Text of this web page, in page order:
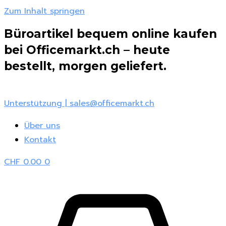
Zum Inhalt springen
Büroartikel bequem online kaufen
bei Officemarkt.ch – heute
bestellt, morgen geliefert.
Unterstützung | sales@officemarkt.ch
Über uns
Kontakt
CHF0.00 0